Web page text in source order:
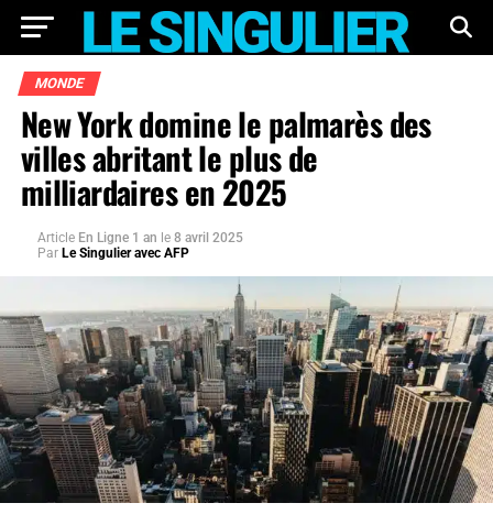
MONDE
New York domine le palmarès des
villes abritant le plus de
milliardaires en 2025
Article En Ligne 1 an le 8 avril 2025
Par Le Singulier avec AFP